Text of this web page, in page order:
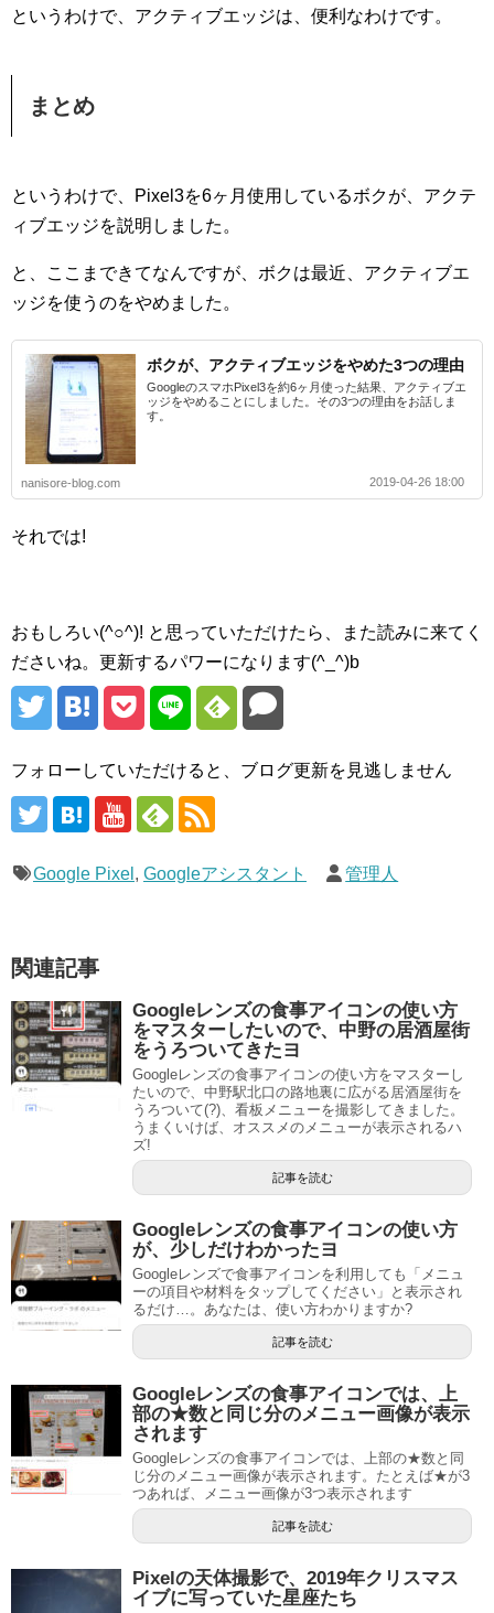
というわけで、アクティブエッジは、便利なわけです。
まとめ
というわけで、Pixel3を6ヶ月使用しているボクが、アクテ
ィブエッジを説明しました。
と、ここまできてなんですが、ボクは最近、アクティブエ
ッジを使うのをやめました。
ボクが、アクティブエッジをやめた3つの理由
GoogleのスマホPixel3を約6ヶ月使った結果、アクティブエ
ッジをやめることにしました。その3つの理由をお話しま
す。
nanisore-blog.com 2019-04-26 18:00
それでは!
おもしろい(^○^)! と思っていただけたら、また読みに来てく
ださいね。更新するパワーになります(^_^)b
フォローしていただけると、ブログ更新を見逃しません
Google Pixel , Googleアシスタント 管理人
関連記事
Googleレンズの食事アイコンの使い方
をマスターしたいので、中野の居酒屋街
をうろついてきたヨ
Googleレンズの食事アイコンの使い方をマスターし
たいので、中野駅北口の路地裏に広がる居酒屋街を
うろついて(?)、看板メニューを撮影してきました。
うまくいけば、オススメのメニューが表示されるハ
ズ!
記事を読む
Googleレンズの食事アイコンの使い方
が、少しだけわかったヨ
Googleレンズで食事アイコンを利用しても「メニュ
ーの項目や材料をタップしてください」と表示され
るだけ…。あなたは、使い方わかりますか?
記事を読む
Googleレンズの食事アイコンでは、上
部の★数と同じ分のメニュー画像が表示
されます
Googleレンズの食事アイコンでは、上部の★数と同
じ分のメニュー画像が表示されます。たとえば★が3
つあれば、メニュー画像が3つ表示されます
記事を読む
Pixelの天体撮影で、2019年クリスマス
イブに写っていた星座たち